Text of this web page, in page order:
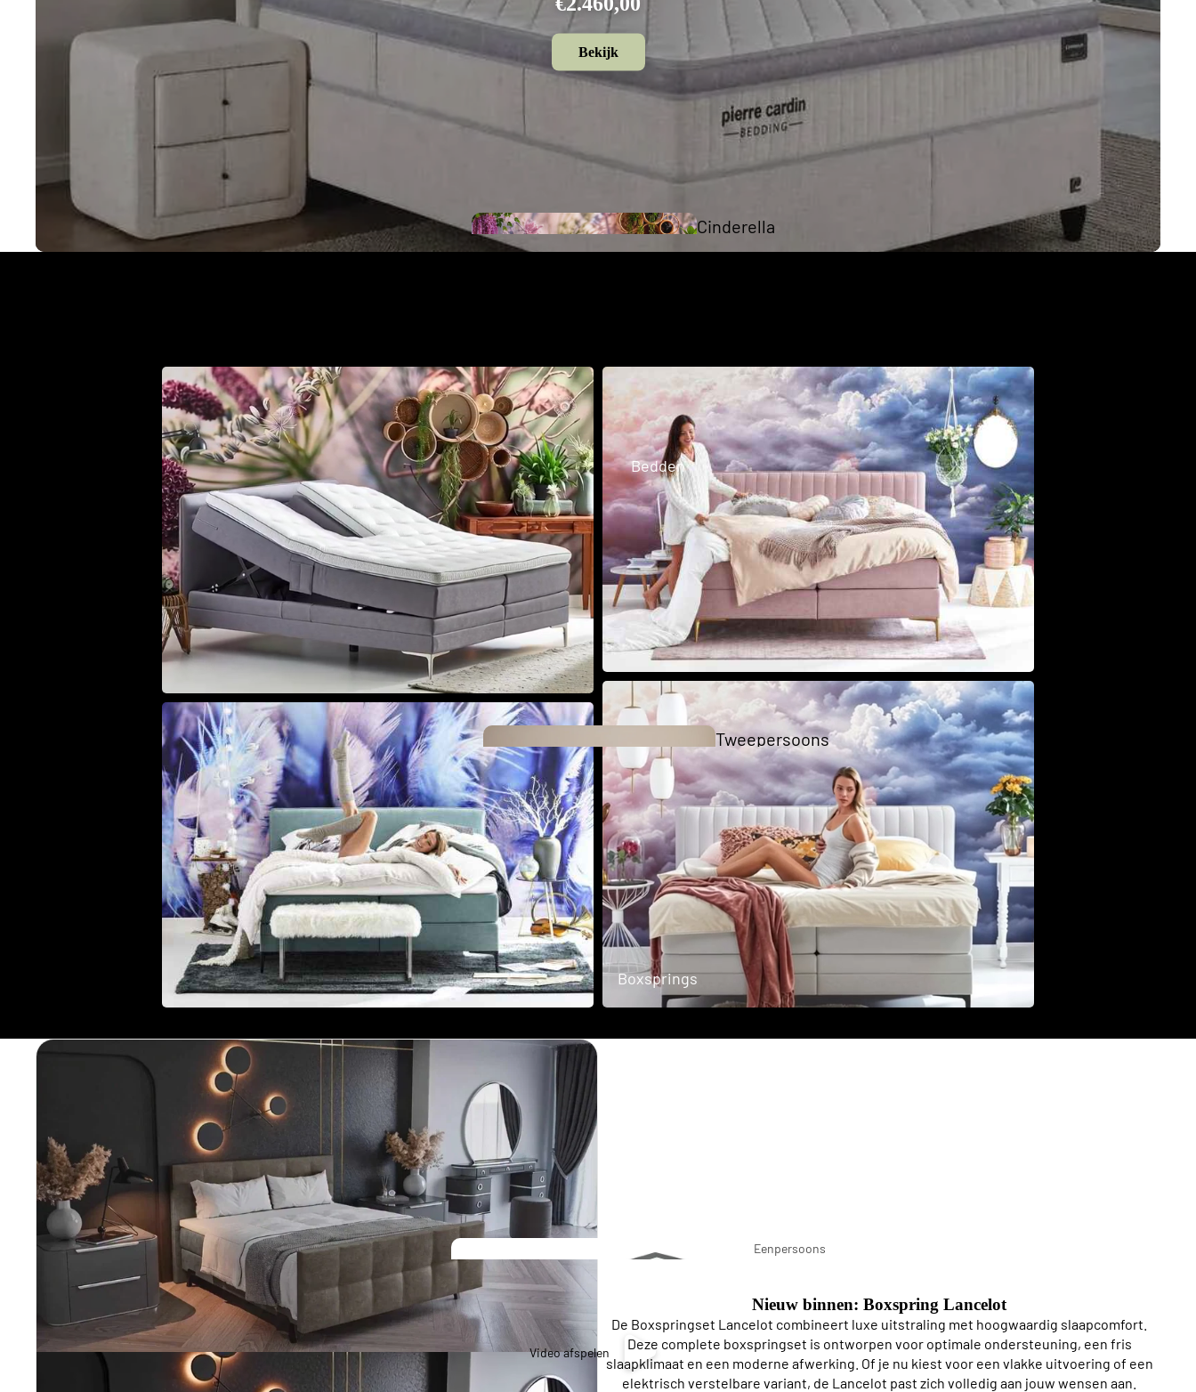
Cinderella
Collection
Business Class
Collection
The Key
Collection
Scandii
Collection
Bedding
Bedden
Tweepersoons
bedden
Sofa
bedden
Stapel
bedden
Boxsprings
Eenpersoons
Bekijk
Video afspelen
Nieuw binnen: Boxspring Lancelot
De Boxspringset Lancelot combineert luxe uitstraling met hoogwaardig slaapcomfort.
Deze complete boxspringset is ontworpen voor optimale ondersteuning, een fris
slaapklimaat en een moderne afwerking. Of je nu kiest voor een vlakke uitvoering of een
elektrisch verstelbare variant, de Lancelot past zich volledig aan jouw wensen aan.